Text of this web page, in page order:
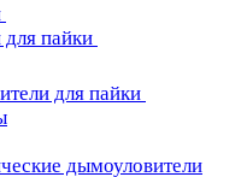
пайки
для пайки
дымоуловители